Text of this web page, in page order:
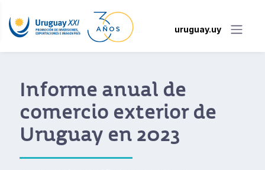
uruguay.uy
Informe anual de
comercio exterior de
Uruguay en 2023